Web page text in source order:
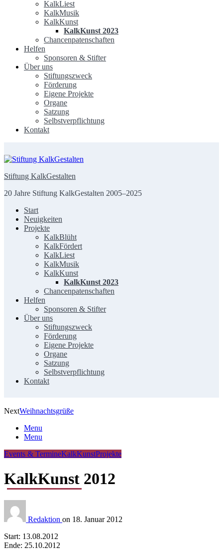
KalkLiest
KalkMusik
KalkKunst
KalkKunst 2023
Chancenpatenschaften
Helfen
Sponsoren & Stifter
Über uns
Stiftungszweck
Förderung
Eigene Projekte
Organe
Satzung
Selbstverpflichtung
Kontakt
Stiftung KalkGestalten
20 Jahre Stiftung KalkGestalten 2005–2025
Start
Neuigkeiten
Projekte
KalkBlüht
KalkFördert
KalkLiest
KalkMusik
KalkKunst
KalkKunst 2023
Chancenpatenschaften
Helfen
Sponsoren & Stifter
Über uns
Stiftungszweck
Förderung
Eigene Projekte
Organe
Satzung
Selbstverpflichtung
Kontakt
NextWeihnachtsgrüße
Menu
Menu
Events & TermineKalkKunstProjekte
KalkKunst 2012
Redaktion on 18. Januar 2012
Start: 13.08.2012
Ende: 25.10.2012